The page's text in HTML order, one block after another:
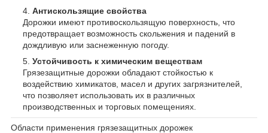
Антискользящие свойства
Дорожки имеют противоскользящую поверхность, что
предотвращает возможность скольжения и падений в
дождливую или заснеженную погоду.
Устойчивость к химическим веществам
Грязезащитные дорожки обладают стойкостью к
воздействию химикатов, масел и других загрязнителей,
что позволяет использовать их в различных
производственных и торговых помещениях.
Области применения грязезащитных дорожек